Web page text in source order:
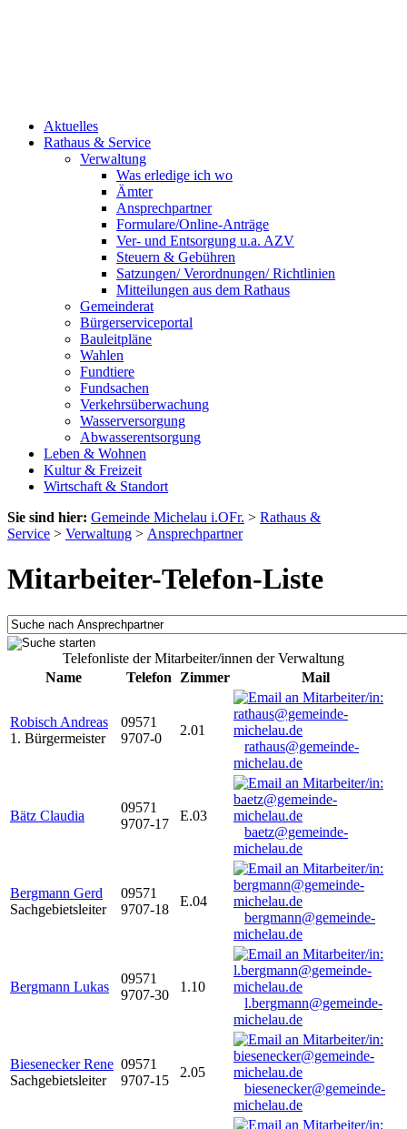
Aktuelles
Rathaus & Service
Verwaltung
Was erledige ich wo
Ämter
Ansprechpartner
Formulare/Online-Anträge
Ver- und Entsorgung u.a. AZV
Steuern & Gebühren
Satzungen/ Verordnungen/ Richtlinien
Mitteilungen aus dem Rathaus
Gemeinderat
Bürgerserviceportal
Bauleitpläne
Wahlen
Fundtiere
Fundsachen
Verkehrsüberwachung
Wasserversorgung
Abwasserentsorgung
Leben & Wohnen
Kultur & Freizeit
Wirtschaft & Standort
Sie sind hier: Gemeinde Michelau i.OFr. > Rathaus &
Service > Verwaltung > Ansprechpartner
Mitarbeiter-Telefon-Liste
Telefonliste der Mitarbeiter/innen der Verwaltung
Name
Telefon Zimmer Mail
Robisch Andreas
1. Bürgermeister
09571
9707-0
2.01
rathaus@gemeinde-
michelau.de
Bätz Claudia
09571
9707-17
E.03
baetz@gemeinde-
michelau.de
Bergmann Gerd
Sachgebietsleiter
09571
9707-18
E.04
bergmann@gemeinde-
michelau.de
Bergmann Lukas
09571
9707-30
1.10
l.bergmann@gemeinde-
michelau.de
Biesenecker Rene
Sachgebietsleiter
09571
9707-15
2.05
biesenecker@gemeinde-
michelau.de